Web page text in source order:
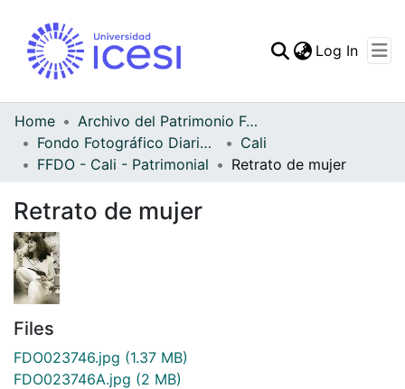
Statistics
Log In
Home
Archivo del Patrimonio Fotográfico y Fílmico del Valle del Cauca
Fondo Fotográfico Diario Occidente
Cali
FFDO - Cali - Patrimonial
Retrato de mujer
Retrato de mujer
Files
FDO023746.jpg (1.37 MB)
FDO023746A.jpg (2 MB)